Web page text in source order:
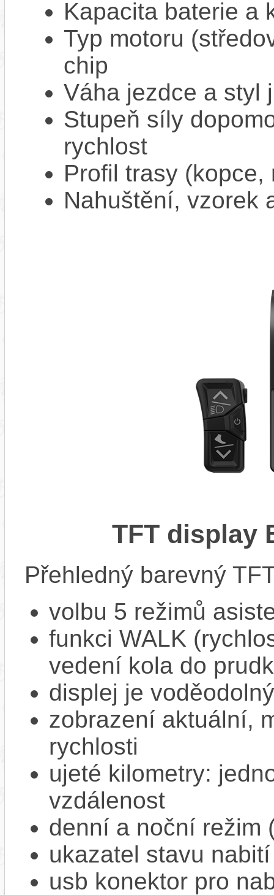
Kapacita baterie a
Typ motoru
chip
Váha jezdce a styl
Stupeň síly
rychlost
Profil trasy
Nahuštění, vzorek
TFT display
Přehledný barevný
volbu 5 režimů
funkci WALK
vedení kola do
displej je
zobrazení aktuální,
rychlosti
ujeté kilometry:
vzdálenost
denní a noční režim
ukazatel stavu
usb konektor pro